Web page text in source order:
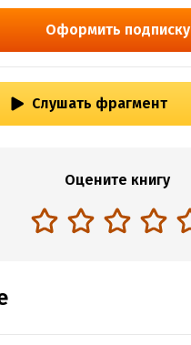
Оформить подписку
Слушать фрагмент
Оцените книгу